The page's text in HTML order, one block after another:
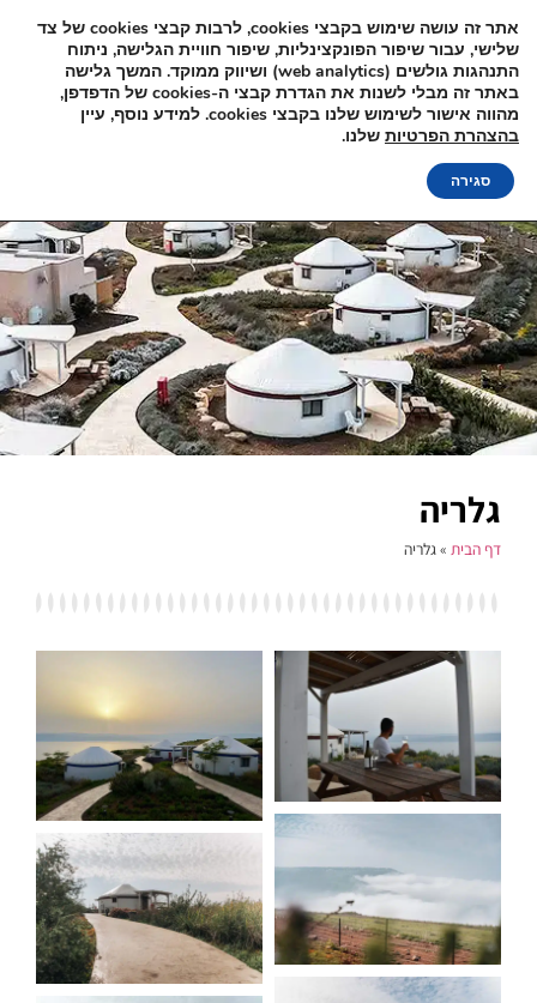
גלריה
דף הבית »גלריה
אתר זה עושה שימוש בקבצי cookies, לרבות קבצי cookies של צד
שלישי, עבור שיפור הפונקצינליות, שיפור חוויית הגלישה, ניתוח
התנהגות גולשים (web analytics) ושיווק ממוקד. המשך גלישה
באתר זה מבלי לשנות את הגדרת קבצי ה-cookies של הדפדפן,
מהווה אישור לשימוש שלנו בקבצי cookies. למידע נוסף, עיין
בהצהרת הפרטיות שלנו.
סגירה